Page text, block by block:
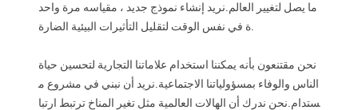
ما يصل لتغيير العالم.نريد إنشاء نموذج جديد ، مقياسه مرة واحد
نحن مقتنعون بأنه يمكننا استخدام علاماتنا التجارية لتحسين حياة
الناس والوفاء بمسؤولياتنا الاجتماعية.نريد أن نبني في مشروع م
ستدام.نحن ندرك أن الهالات العالمية مثل تغير المناخ ترتبط ارتبا